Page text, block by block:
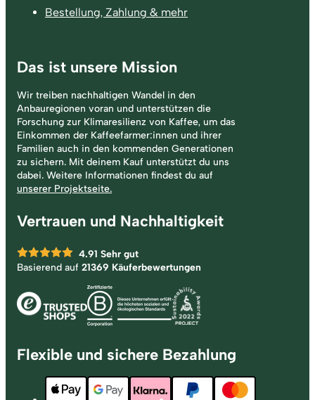
Bestellung, Zahlung & mehr
Das ist unsere Mission
Wir treiben nachhaltigen Wandel in den
Anbauregionen voran und unterstützen die
Forschung zur Klimaresilienz von Kaffee, um das
Einkommen der Kaffeefarmer:innen und ihrer
Familien auch in den kommenden Generationen
zu sichern. Mit deinem Kauf unterstützt du uns
dabei. Weitere Informationen findest du auf
unserer Projektseite.
Vertrauen und Nachhaltigkeit
4.91 Sehr gut
Basierend auf 21369 Käuferbewertungen
Flexible und sichere Bezahlung